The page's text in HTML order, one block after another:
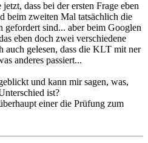
dass bei der ersten Frage eben
beim zweiten Mal tatsächlich die
sind... aber beim Googlen
eben doch zwei verschiedene
auch gelesen, dass die KLT mit ner
anderes passiert...
und kann mir sagen, was,
ist?
einer die Prüfung zum